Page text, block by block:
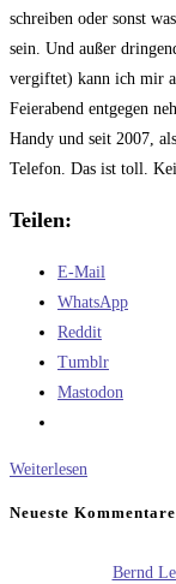
schreiben oder sonst
sein. Und außer
vergiftet) kann ich mir
Feierabend entgegen
Handy und seit 2007,
Telefon. Das ist toll.
Teilen:
E-Mail
WhatsApp
Reddit
Tumblr
Mastodon
Weiterlesen
Neueste Kommentare
Bernd